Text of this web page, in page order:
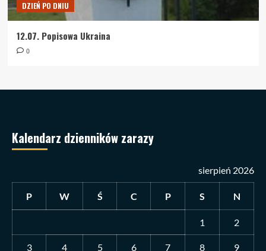
DZIEŃ PO DNIU
12.07. Popisowa Ukraina
0
Kalendarz dzienników zarazy
sierpień 2026
P W Ś C P S N
1 2
3 4 5 6 7 8 9